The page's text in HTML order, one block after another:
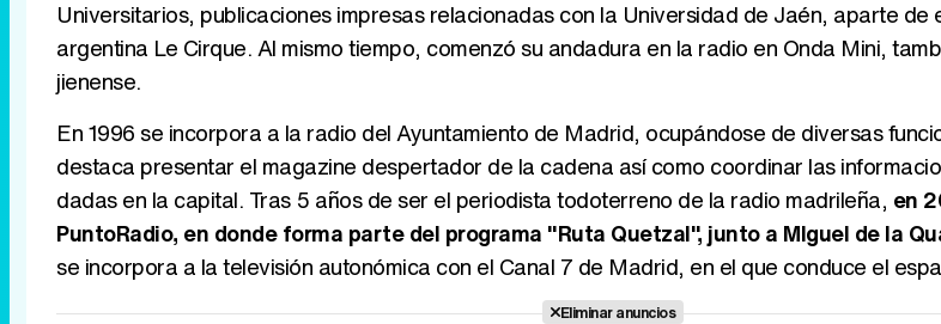
Universitarios, publicaciones impresas relacionadas con la Universidad de Jaén, aparte de
argentina Le Cirque. Al mismo tiempo, comenzó su andadura en la radio en Onda Mini,
jienense.
En 1996 se incorpora a la radio del Ayuntamiento de Madrid, ocupándose de diversas
destaca presentar el magazine despertador de la cadena así como coordinar las
dadas en la capital. Tras 5 años de ser el periodista todoterreno de la radio madrileña, en
PuntoRadio, en donde forma parte del programa "Ruta Quetzal", junto a MIguel de la
se incorpora a la televisión autonómica con el Canal 7 de Madrid, en el que conduce el
Eliminar anuncios